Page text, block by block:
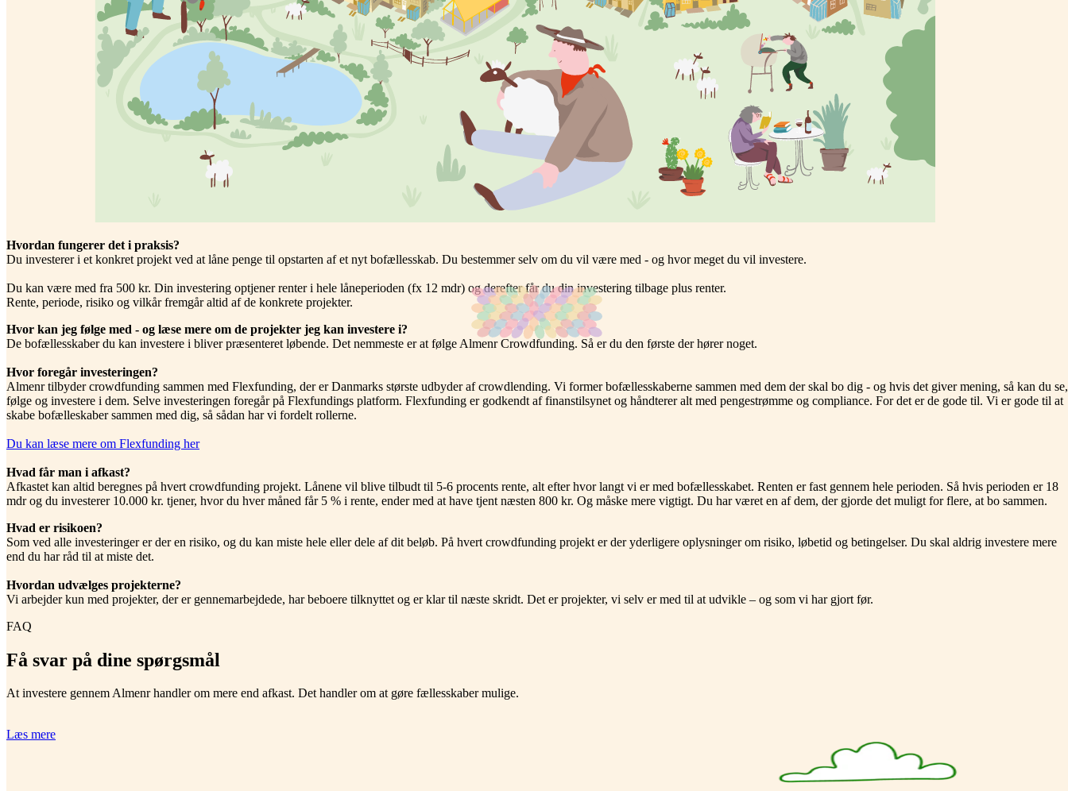
Hvordan fungerer det i praksis?
Du investerer i et konkret projekt ved at låne penge til opstarten af et nyt bofællesskab. Du bestemmer selv om du vil være med - og hvor meget du vil investere.
Du kan være med fra 500 kr. Din investering optjener renter i hele låneperioden (fx 12 mdr) og derefter får du din investering tilbage plus renter.
Rente, periode, risiko og vilkår fremgår altid af de konkrete projekter.
Hvor kan jeg følge med - og læse mere om de projekter jeg kan investere i?
De bofællesskaber du kan investere i bliver præsenteret løbende. Det nemmeste er at følge Almenr Crowdfunding. Så er du den første der hører noget.
Hvor foregår investeringen?
Almenr tilbyder crowdfunding sammen med Flexfunding, der er Danmarks største udbyder af crowdlending. Vi former bofællesskaberne sammen med dem der skal bo dig - og hvis det giver mening, så kan du se,
følge og investere i dem. Selve investeringen foregår på Flexfundings platform. Flexfunding er godkendt af finanstilsynet og håndterer alt med pengestrømme og compliance. For det er de gode til. Vi er gode til at
skabe bofælleskaber sammen med dig, så sådan har vi fordelt rollerne.
Du kan læse mere om Flexfunding her
Hvad får man i afkast?
Afkastet kan altid beregnes på hvert crowdfunding projekt. Lånene vil blive tilbudt til 5-6 procents rente, alt efter hvor langt vi er med bofællesskabet. Renten er fast gennem hele perioden. Så hvis perioden er 18
mdr og du investerer 10.000 kr. tjener, hvor du hver måned får 5 % i rente, ender med at have tjent næsten 800 kr. Og måske mere vigtigt. Du har været en af dem, der gjorde det muligt for flere, at bo sammen.
Hvad er risikoen?
Som ved alle investeringer er der en risiko, og du kan miste hele eller dele af dit beløb. På hvert crowdfunding projekt er der yderligere oplysninger om risiko, løbetid og betingelser. Du skal aldrig investere mere
end du har råd til at miste det.
Hvordan udvælges projekterne?
Vi arbejder kun med projekter, der er gennemarbejdede, har beboere tilknyttet og er klar til næste skridt. Det er projekter, vi selv er med til at udvikle – og som vi har gjort før.
FAQ
Få svar på dine spørgsmål
At investere gennem Almenr handler om mere end afkast. Det handler om at gøre fællesskaber mulige.
Læs mere